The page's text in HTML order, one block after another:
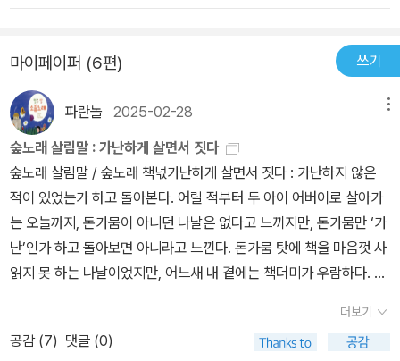
없이 해소하려고 하지 않는 것, 그것이 정해진 답에 나를 맞추어 가는
의 마침표가 찍힐 때 그 마지막 문장의 주어는 하나님이실 것이다. 이
것. 하나님의 궁극성을 말하는 책이다보니 모든게 상대화된다. 당연
히 교회도 상대화된다. 경건을 위한 노력도 상대화된다. 그러나 그렇
다고 모든걸 다 떠나, 비판적으로 그것들을 바라보고, 초월을 향해 홀
로 날갯짓하려는 것도 이 책이 경고하는 한 극단으로 치우치는 것이
다. '인간의 힘으로 하나님 나라를 차지하려는 시도가 모두 그렇듯이,
교회 바깥에서 마음껏 무언가를 성취하려는 시도는 인생의 의미를 구
성하는데 결정적으로 중요한 종말론적인 긴장을 서둘러 미리 제거해
버리는 결과를 낳는다. .... 그들은 교회 울타리 안에서도 기꺼이 괴로
볼 수 없는 특징이기 때문이다.
마이페이퍼 (6편) 쓰기
파란놀 2025-02-28
숲노래 살림말 : 가난하게 살면서 짓다
숲노래 살림말 / 숲노래 책넋가난하게 살면서 짓다 : 가난하지 않은
적이 있었는가 하고 돌아본다. 어릴 적부터 두 아이 어버이로 살아가
는 오늘까지, 돈가뭄이 아니던 나날은 없다고 느끼지만, 돈가뭄만 ‘가
난’인가 하고 돌아보면 아니라고 느낀다. 돈가뭄 탓에 책을 마음껏 사
읽지 못 하는 나날이었지만, 어느새 내 곁에는 책더미가 우람하다. 가
을 이룬다.어릴 적부터 가멸살림이었다면 이렇게 책을 주섬주섬 그러
모으면서 애써 읽어냈을까? 아마 가멸살림이었어도 책을 실컷 읽었
더보기
공감 (7) 댓글 (0)